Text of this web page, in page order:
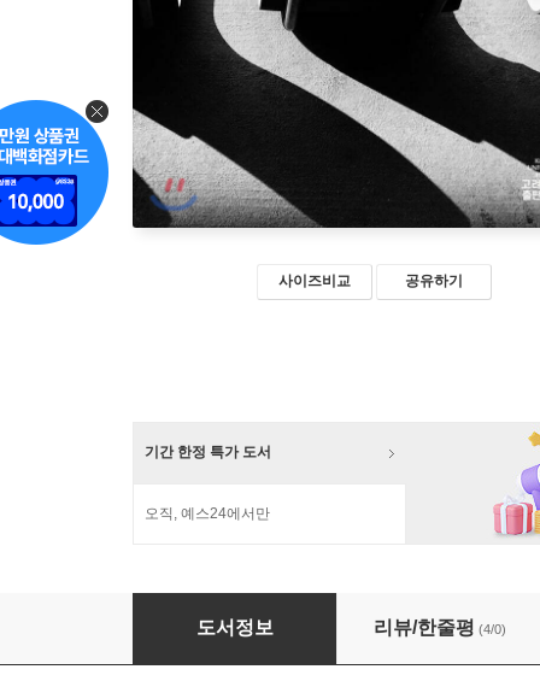
사이즈비교 공유하기
기간 한정 특가 도서
오직, 예스24에서만
우리는 왜 극장에 가는가
도서정보 리뷰/한줄평 (4/0)